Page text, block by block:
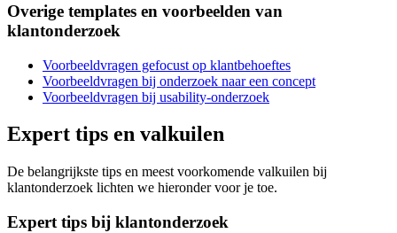
Overige templates en voorbeelden van
klantonderzoek
Voorbeeldvragen gefocust op klantbehoeftes
Voorbeeldvragen bij onderzoek naar een concept
Voorbeeldvragen bij usability-onderzoek
Expert tips en valkuilen
De belangrijkste tips en meest voorkomende valkuilen bij
klantonderzoek lichten we hieronder voor je toe.
Expert tips bij klantonderzoek